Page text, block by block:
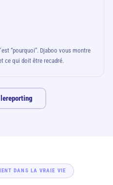
“pourquoi”. Djaboo vous montre
ce qui doit être recadré.
reporting
DANS LA VRAIE VIE